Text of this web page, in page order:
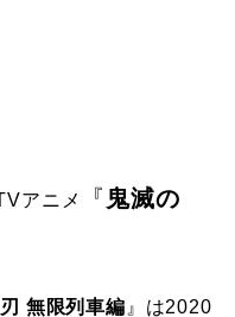
アニメ 『 鬼滅の
無限列車編 』 は2020